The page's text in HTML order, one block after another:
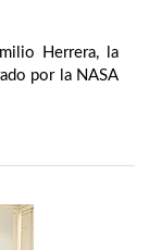
Herrera, la
por la NASA